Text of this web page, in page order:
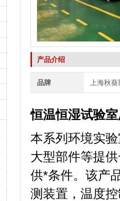
产品介绍
品牌 上海秋
恒温恒湿试验
本系列环境实验
大型部件等提供
供*条件。该产
测装置，温度